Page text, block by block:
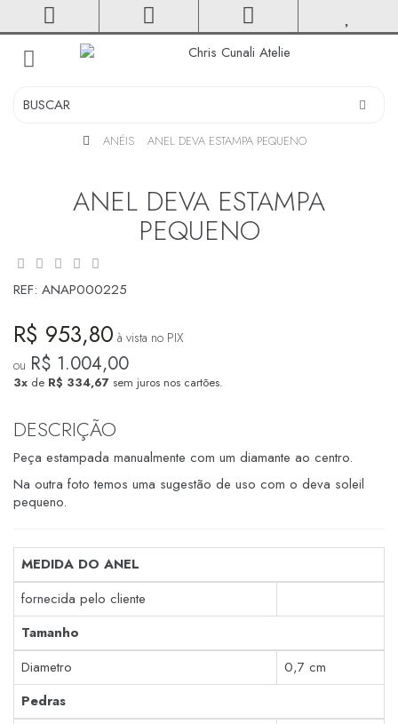
toggle
ANÉIS ANEL DEVA ESTAMPA PEQUENO
ANEL DEVA ESTAMPA
PEQUENO
REF: ANAP000225
R$ 953,80 à vista no PIX
ou R$ 1.004,00
3x de R$ 334,67 sem juros nos cartões.
DESCRIÇÃO
Peça estampada manualmente com um diamante ao centro.
Na outra foto temos uma sugestão de uso com o deva soleil
pequeno.
MEDIDA DO ANEL
fornecida pelo cliente
Tamanho
Diametro
0,7 cm
Pedras